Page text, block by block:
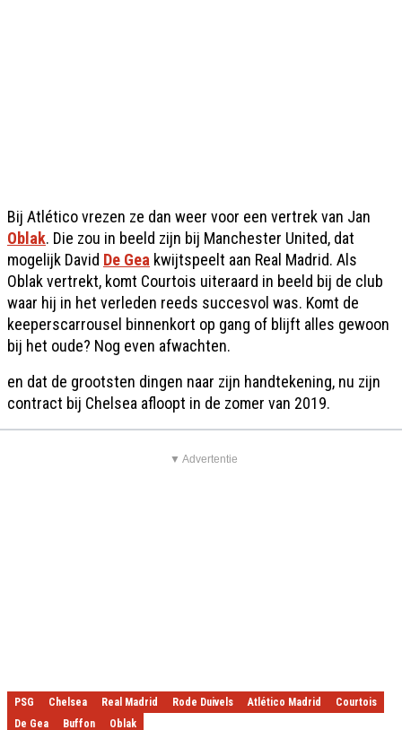
Bij Atlético vrezen ze dan weer voor een vertrek van Jan
Oblak. Die zou in beeld zijn bij Manchester United, dat
mogelijk David De Gea kwijtspeelt aan Real Madrid. Als
Oblak vertrekt, komt Courtois uiteraard in beeld bij de club
waar hij in het verleden reeds succesvol was. Komt de
keeperscarrousel binnenkort op gang of blijft alles gewoon
bij het oude? Nog even afwachten.
en dat de grootsten dingen naar zijn handtekening, nu zijn
contract bij Chelsea afloopt in de zomer van 2019.
▼ Advertentie
PSG Chelsea Real Madrid Rode Duivels Atlético Madrid
Courtois
De Gea
Buffon Oblak